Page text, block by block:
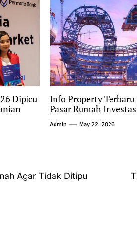
Dipicu
Info Property Terbaru
Pasar Rumah
Admin May 22, 2026
Agar Tidak Ditipu